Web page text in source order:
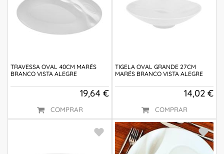
TRAVESSA OVAL 40CM MARÉS
BRANCO VISTA ALEGRE
19,64 €
COMPRAR
TIGELA OVAL GRANDE 27CM
MARÉS BRANCO VISTA ALEGRE
14,02 €
COMPRAR